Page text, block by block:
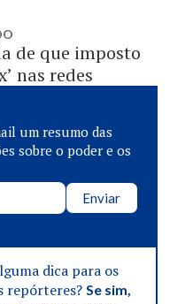
de que imposto
nas redes
um resumo das
sobre o poder e os
Enviar
dica para os
repórteres?Se sim,